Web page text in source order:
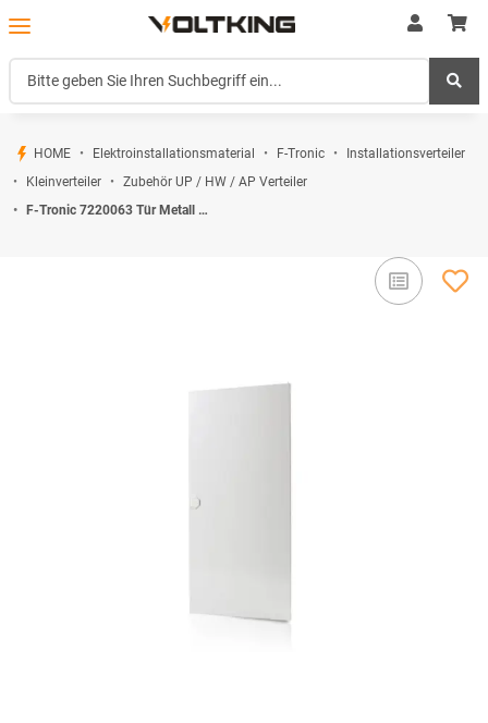
HOME Elektroinstallationsmaterial F-Tronic
Installationsverteiler
Kleinverteiler
Zubehör UP / HW / AP Verteiler
F-Tronic 7220063 Tür Metall APV48+8TM APV48+8TM für Vision 4-reihig weiß